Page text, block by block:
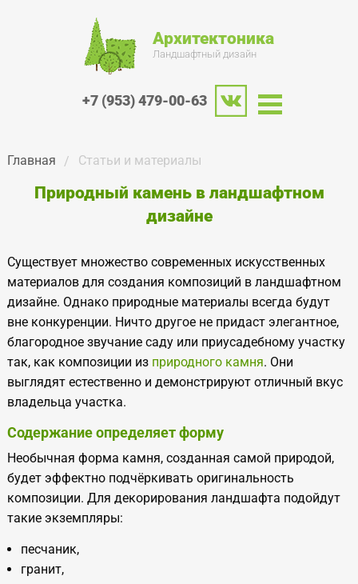
Архитектоника
Ландшафтный дизайн
+7 (953) 479-00-63
Главная Статьи и материалы
Природный камень в ландшафтном
дизайне
Существует множество современных искусственных
материалов для создания композиций в ландшафтном
дизайне. Однако природные материалы всегда будут
вне конкуренции. Ничто другое не придаст элегантное,
благородное звучание саду или приусадебному участку
так, как композиции из природного камня. Они
выглядят естественно и демонстрируют отличный вкус
владельца участка.
Содержание определяет форму
Необычная форма камня, созданная самой природой,
будет эффектно подчёркивать оригинальность
композиции. Для декорирования ландшафта подойдут
такие экземпляры:
песчаник,
гранит,